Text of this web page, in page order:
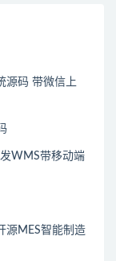
源码 带微信上
WMS带移动端
源MES智能制造